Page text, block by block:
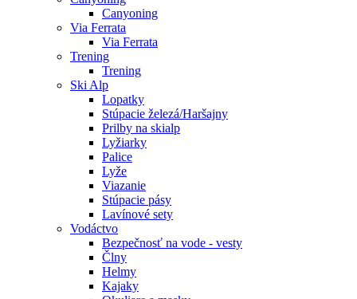
Canyoning
Via Ferrata
Via Ferrata
Trening
Trening
Ski Alp
Lopatky
Stúpacie železá/Haršajny
Prilby na skialp
Lyžiarky
Palice
Lyže
Viazanie
Stúpacie pásy
Lavínové sety
Vodáctvo
Bezpečnosť na vode - vesty
Člny
Helmy
Kajaky